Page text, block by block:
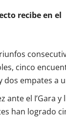
recibe en el
cinco
dos empates a
el I’Gara y
han logrado